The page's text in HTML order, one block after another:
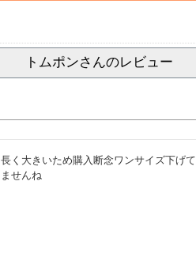
トムポンさんのレビュー
長く大きいため購入断念ワンサイズ下げ
ませんね